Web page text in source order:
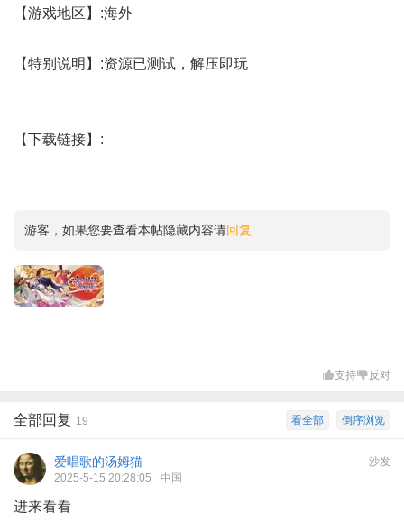
【游戏地区】:海外
【特别说明】:资源已测试，解压即玩
【下载链接】:
游客，如果您要查看本帖隐藏内容请回复
支持 反对
倒序浏览
看全部
全部回复 19
沙发
爱唱歌的汤姆猫
2025-5-15 20:28:05 中国
进来看看